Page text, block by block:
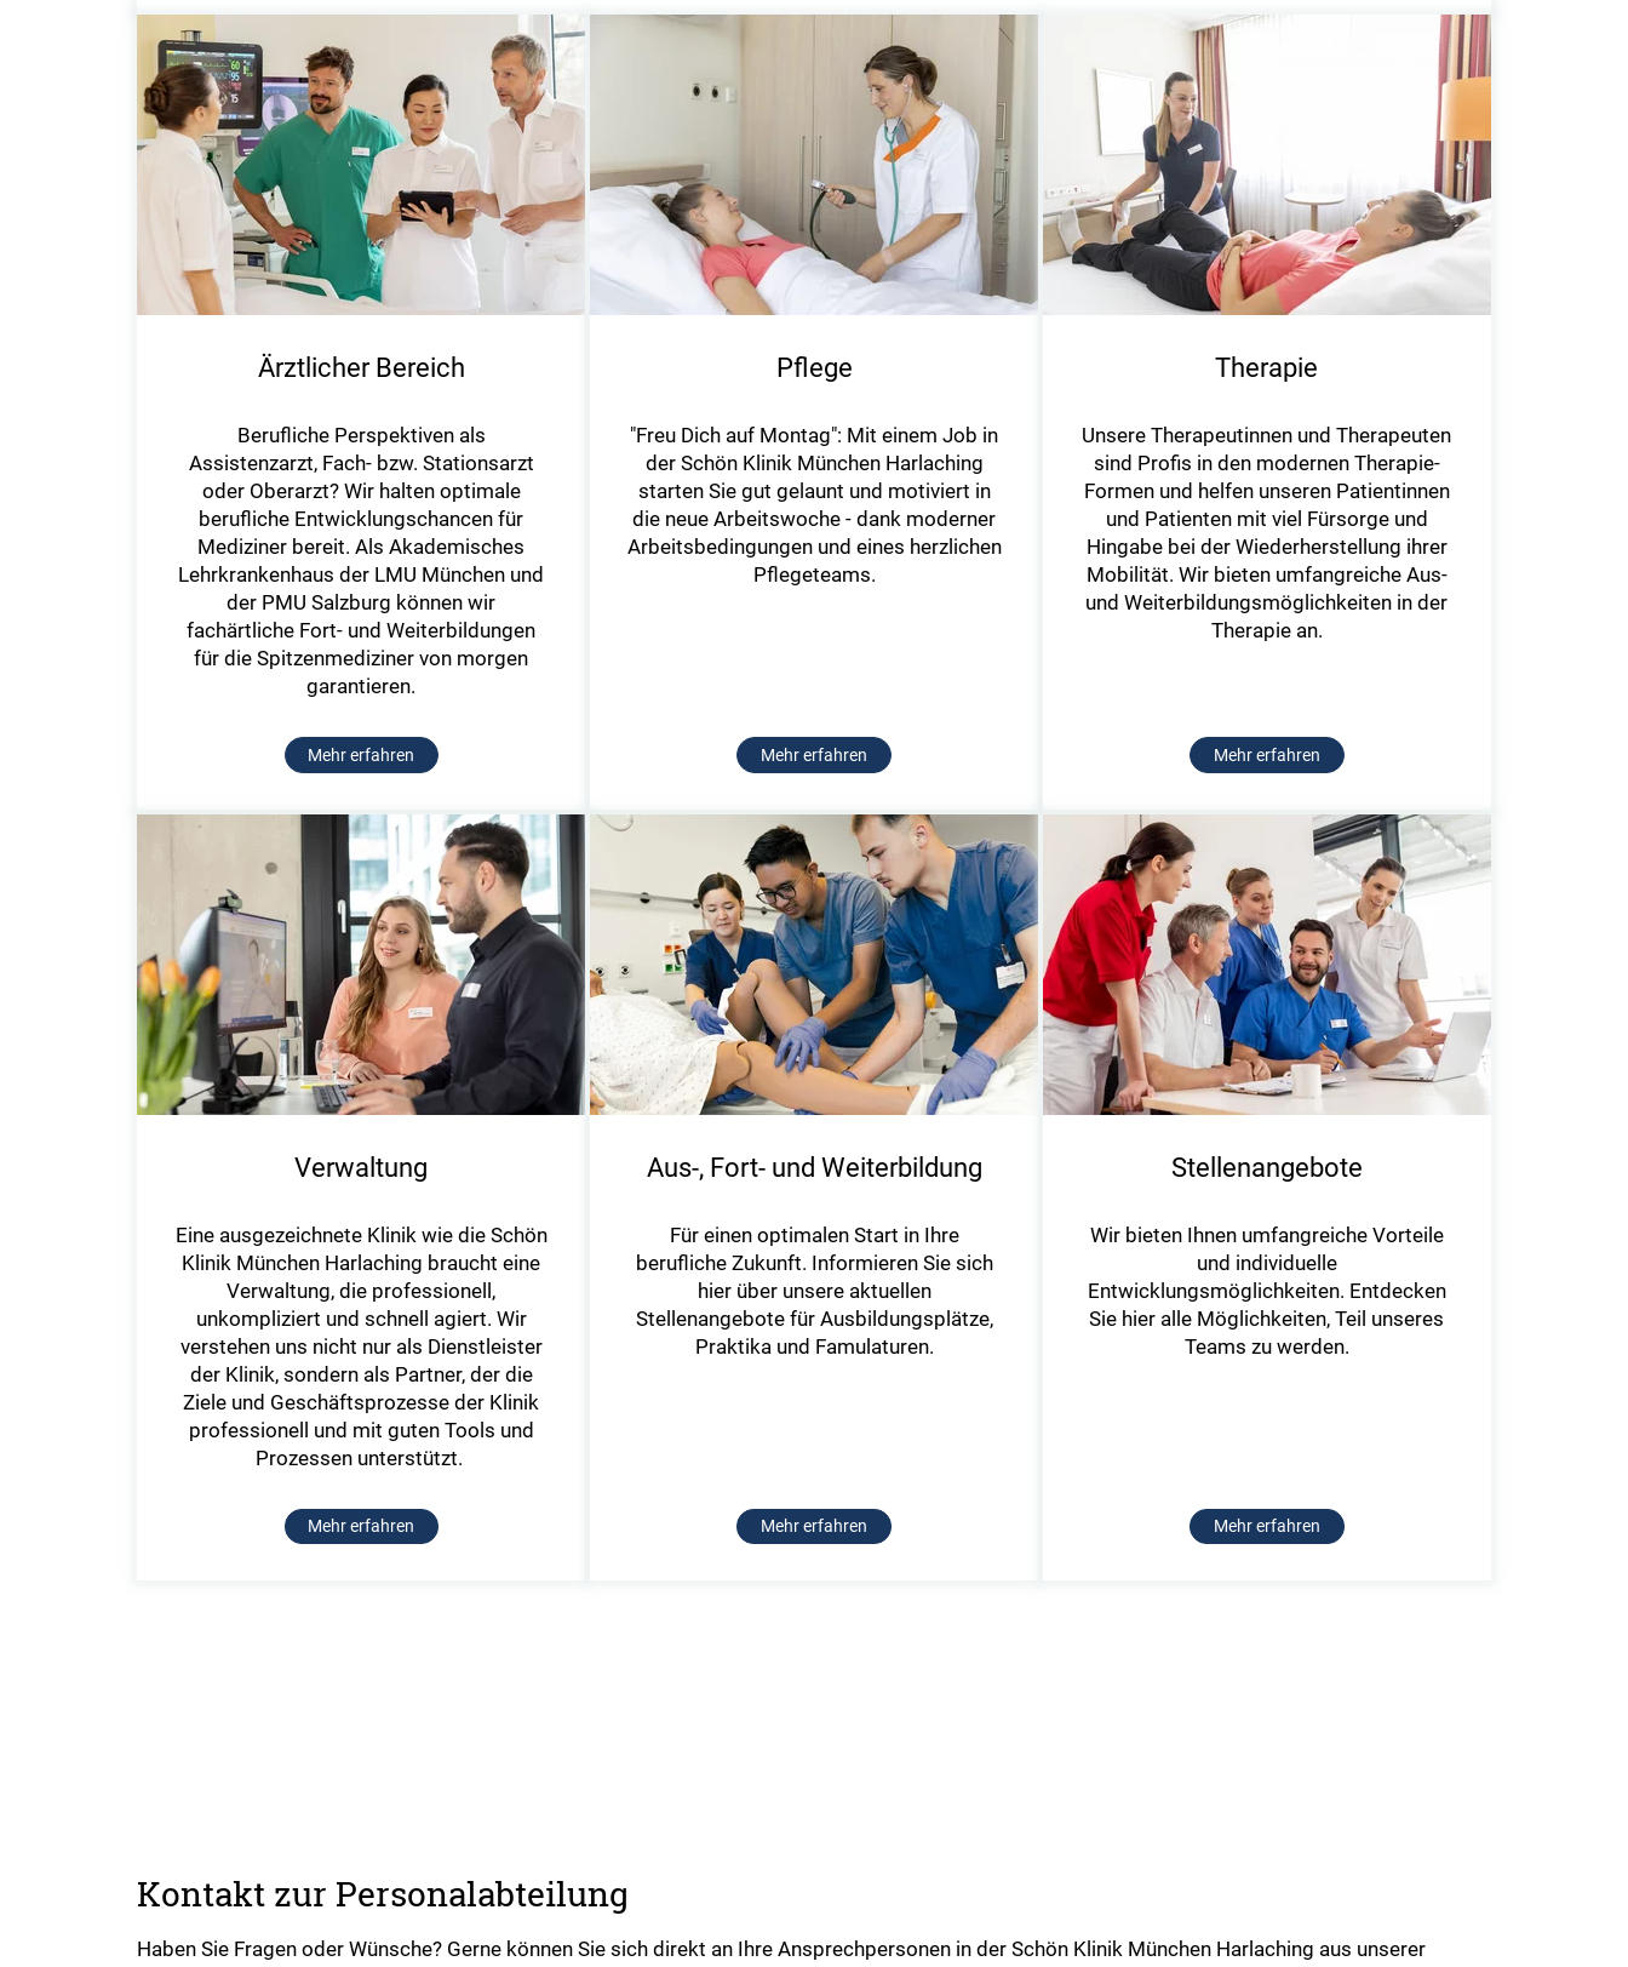
Ärztlicher Bereich
Berufliche Perspektiven als
Assistenzarzt, Fach- bzw. Stationsarzt
oder Oberarzt? Wir halten optimale
berufliche Entwicklungschancen für
Mediziner bereit. Als Akademisches
Lehrkrankenhaus der LMU München und
der PMU Salzburg können wir
fachärtliche Fort- und Weiterbildungen
für die Spitzenmediziner von morgen
garantieren.
Mehr erfahren
Pflege
"Freu Dich auf Montag": Mit einem Job in
der Schön Klinik München Harlaching
starten Sie gut gelaunt und motiviert in
die neue Arbeitswoche - dank moderner
Arbeitsbedingungen und eines herzlichen
Pflegeteams.
Mehr erfahren
Therapie
Unsere Therapeutinnen und Therapeuten
sind Profis in den modernen Therapie-
Formen und helfen unseren Patientinnen
und Patienten mit viel Fürsorge und
Hingabe bei der Wiederherstellung ihrer
Mobilität. Wir bieten umfangreiche Aus-
und Weiterbildungsmöglichkeiten in der
Therapie an.
Mehr erfahren
Verwaltung
Eine ausgezeichnete Klinik wie die Schön
Klinik München Harlaching braucht eine
Verwaltung, die professionell,
unkompliziert und schnell agiert. Wir
verstehen uns nicht nur als Dienstleister
der Klinik, sondern als Partner, der die
Ziele und Geschäftsprozesse der Klinik
professionell und mit guten Tools und
Prozessen unterstützt.
Mehr erfahren
Aus-, Fort- und Weiterbildung
Für einen optimalen Start in Ihre
berufliche Zukunft. Informieren Sie sich
hier über unsere aktuellen
Stellenangebote für Ausbildungsplätze,
Praktika und Famulaturen.
Mehr erfahren
Stellenangebote
Wir bieten Ihnen umfangreiche Vorteile
und individuelle
Entwicklungsmöglichkeiten. Entdecken
Sie hier alle Möglichkeiten, Teil unseres
Teams zu werden.
Mehr erfahren
Kontakt zur Personalabteilung
Haben Sie Fragen oder Wünsche? Gerne können Sie sich direkt an Ihre Ansprechpersonen in der Schön Klinik München Harlaching aus unserer